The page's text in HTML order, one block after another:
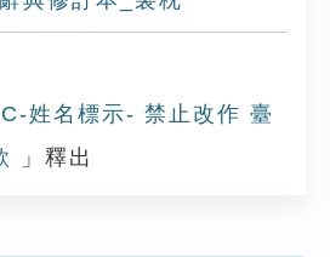
姓名標示- 禁止改作 臺
」釋出